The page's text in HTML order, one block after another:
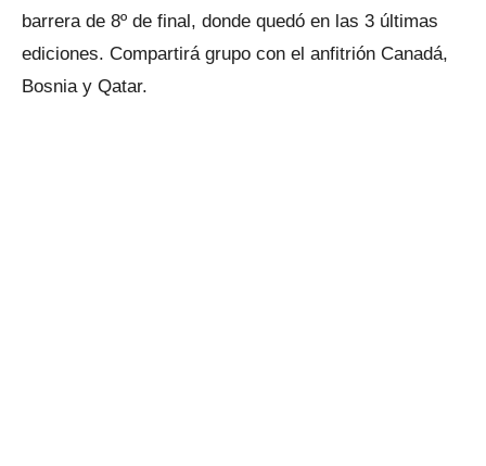
barrera de 8º de final, donde quedó en las 3 últimas
ediciones. Compartirá grupo con el anfitrión Canadá,
Bosnia y Qatar.